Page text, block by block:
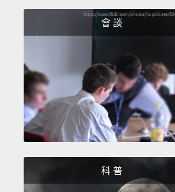
會 談
科 普